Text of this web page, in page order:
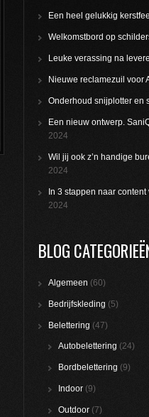
Een heel gelukkig
Welkomstbord op
Leuke verassing na
Nieuwe reclamezuil voor
Onderhoud snijplotter en
Een nieuw ontwerp.
2024
Wil jij ook z’n handige
2024
In 3 stappen naar
2024
BLOG
Algemeen (60)
Bedrijfskleding (5)
Belettering (47)
Autobelettering (24)
Bordbelettering (9)
Indoor (9)
Outdoor (7)